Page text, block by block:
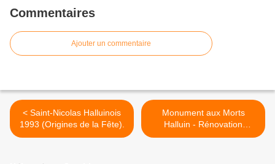
Commentaires
Ajouter un commentaire
< Saint-Nicolas Halluinois
1993 (Origines de la Fête).
Monument aux Morts
Halluin - Rénovation
Complète suite 13 (Juin